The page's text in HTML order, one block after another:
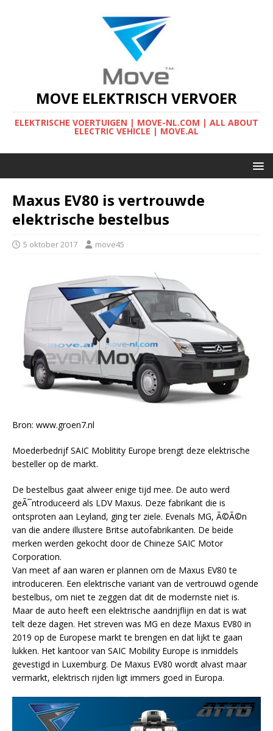
MOVE ELEKTRISCH VERVOER
ELEKTRISCHE VOERTUIGEN | MOVE-NL.COM | ALL ABOUT
ELECTRIC VEHICLE | MOVE.AL
Maxus EV80 is vertrouwde
elektrische bestelbus
5 oktober 2017 move45
Bron: www.groen7.nl
Moederbedrijf SAIC Moblitity Europe brengt deze elektrische
besteller op de markt.
De bestelbus gaat alweer enige tijd mee. De auto werd
geÃ¯ntroduceerd als LDV Maxus. Deze fabrikant die is
ontsproten aan Leyland, ging ter ziele. Evenals MG, Ã©Ã©n
van die andere illustere Britse autofabrikanten. De beide
merken werden gekocht door de Chineze SAIC Motor
Corporation.
Van meet af aan waren er plannen om de Maxus EV80 te
introduceren. Een elektrische variant van de vertrouwd ogende
bestelbus, om niet te zeggen dat dit de modernste niet is.
Maar de auto heeft een elektrische aandrijflijn en dat is wat
telt deze dagen. Het streven was MG en deze Maxus EV80 in
2019 op de Europese markt te brengen en dat lijkt te gaan
lukken. Het kantoor van SAIC Mobility Europe is inmiddels
gevestigd in Luxemburg. De Maxus EV80 wordt alvast maar
vermarkt, elektrisch rijden ligt immers goed in Europa.